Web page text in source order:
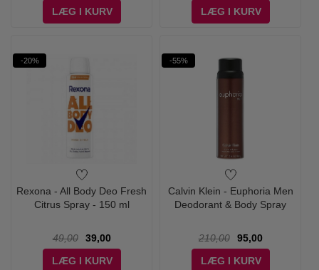
LÆG I KURV
LÆG I KURV
-20%
Rexona - All Body Deo Fresh
Citrus Spray - 150 ml
49,00
39,00
LÆG I KURV
-55%
Calvin Klein - Euphoria Men
Deodorant & Body Spray
210,00
95,00
LÆG I KURV